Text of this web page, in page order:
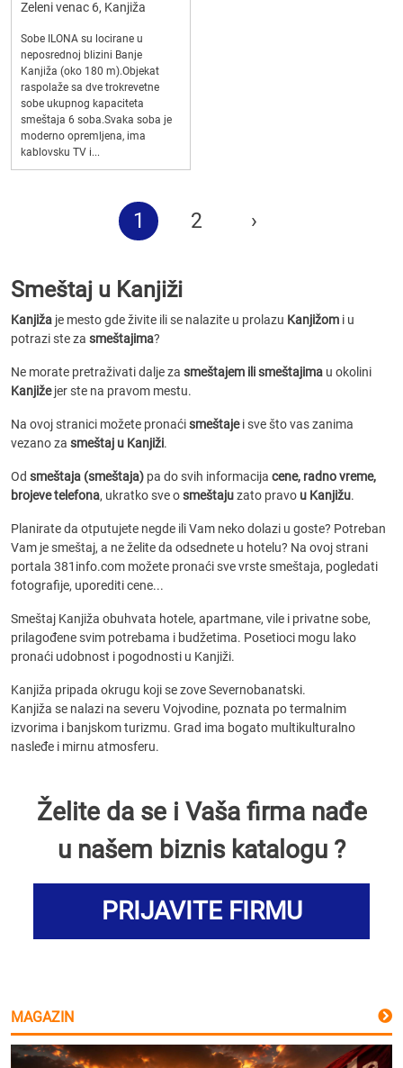
Zeleni venac 6, Kanjiža
Sobe ILONA su locirane u
neposrednoj blizini Banje
Kanjiža (oko 180 m).Objekat
raspolaže sa dve trokrevetne
sobe ukupnog kapaciteta
smeštaja 6 soba.Svaka soba je
moderno opremljena, ima
kablovsku TV i...
1 2 ›
Smeštaj u Kanjiži
Kanjiža je mesto gde živite ili se nalazite u prolazu Kanjižom i u
potrazi ste za smeštajima?
Ne morate pretraživati dalje za smeštajem ili smeštajima u okolini
Kanjižejer ste na pravom mestu.
Na ovoj stranici možete pronaćismeštajei sve što vas zanima
vezano za smeštaj u Kanjiži.
Od smeštaja (smeštaja) pa do svih informacija cene, radno vreme,
brojeve telefona, ukratko sve osmeštajuzato pravo u Kanjižu.
Planirate da otputujete negde ili Vam neko dolazi u goste? Potreban
Vam je smeštaj, a ne želite da odsednete u hotelu? Na ovoj strani
portala 381info.com možete pronaći sve vrste smeštaja, pogledati
fotografije, uporediti cene...
Smeštaj Kanjiža obuhvata hotele, apartmane, vile i privatne sobe,
prilagođene svim potrebama i budžetima. Posetioci mogu lako
pronaći udobnost i pogodnosti u Kanjiži.
Kanjiža pripada okrugu koji se zove Severnobanatski.
Kanjiža se nalazi na severu Vojvodine, poznata po termalnim
izvorima i banjskom turizmu. Grad ima bogato multikulturalno
nasleđe i mirnu atmosferu.
Želite da se i Vaša firma nađe
u našem biznis katalogu ?
PRIJAVITE FIRMU
MAGAZIN